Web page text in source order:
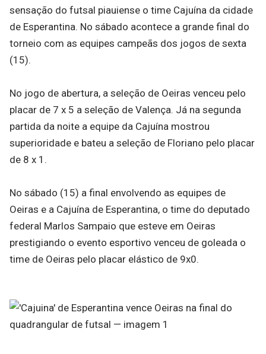
sensação do futsal piauiense o time Cajuína da cidade
de Esperantina. No sábado acontece a grande final do
torneio com as equipes campeãs dos jogos de sexta
(15).
No jogo de abertura, a seleção de Oeiras venceu pelo
placar de 7 x 5 a seleção de Valença. Já na segunda
partida da noite a equipe da Cajuína mostrou
superioridade e bateu a seleção de Floriano pelo placar
de 8 x 1.
No sábado (15) a final envolvendo as equipes de
Oeiras e a Cajuína de Esperantina, o time do deputado
federal Marlos Sampaio que esteve em Oeiras
prestigiando o evento esportivo venceu de goleada o
time de Oeiras pelo placar elástico de 9x0.